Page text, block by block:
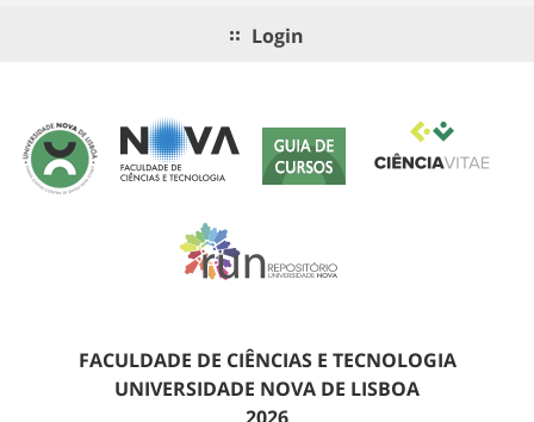
Login
FACULDADE DE CIÊNCIAS E TECNOLOGIA
UNIVERSIDADE NOVA DE LISBOA